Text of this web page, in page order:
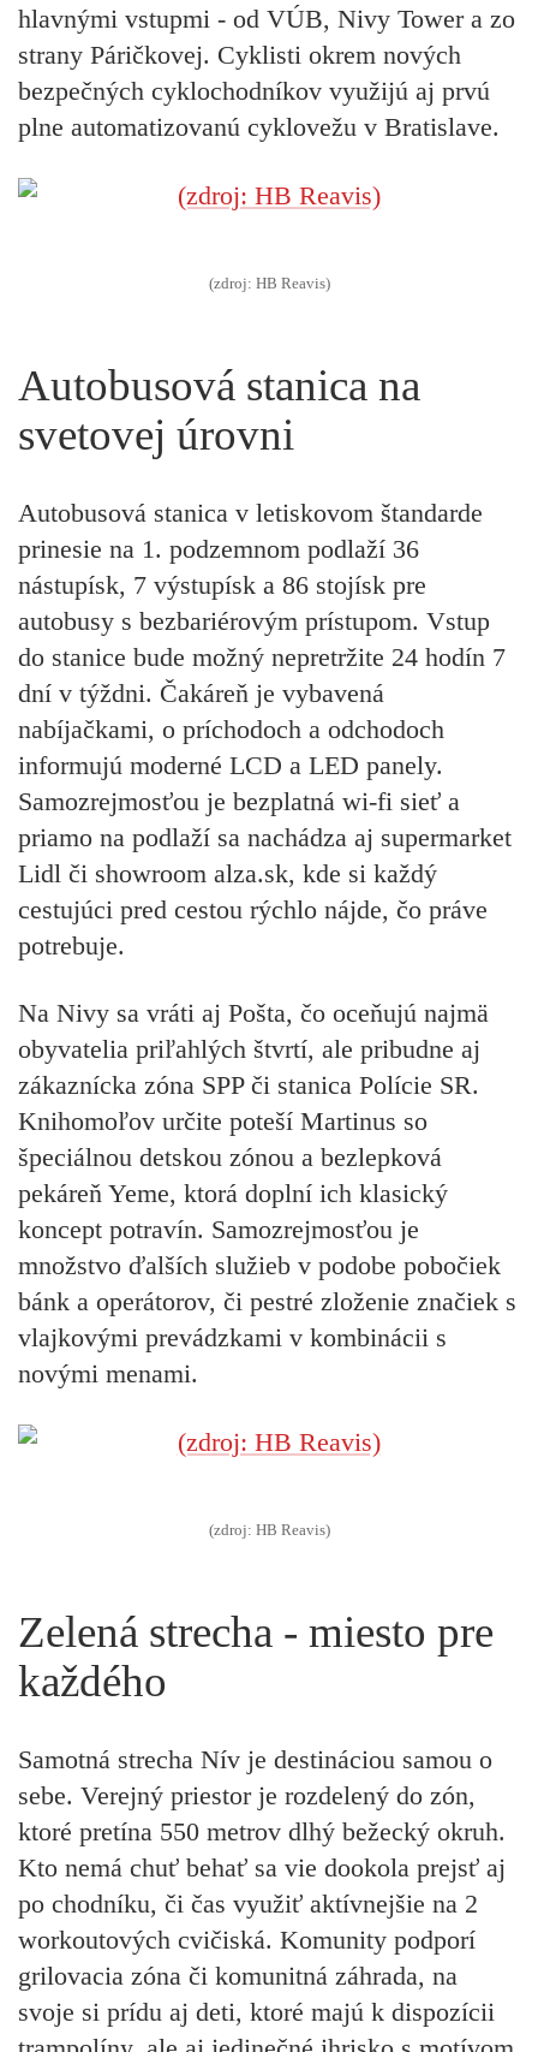
hlavnými vstupmi - od VÚB, Nivy Tower a zo
strany Páričkovej. Cyklisti okrem nových
bezpečných cyklochodníkov využijú aj prvú
plne automatizovanú cyklovežu v Bratislave.
(zdroj: HB Reavis)
Autobusová stanica na
svetovej úrovni
Autobusová stanica v letiskovom štandarde
prinesie na 1. podzemnom podlaží 36
nástupísk, 7 výstupísk a 86 stojísk pre
autobusy s bezbariérovým prístupom. Vstup
do stanice bude možný nepretržite 24 hodín 7
dní v týždni. Čakáreň je vybavená
nabíjačkami, o príchodoch a odchodoch
informujú moderné LCD a LED panely.
Samozrejmosťou je bezplatná wi-fi sieť a
priamo na podlaží sa nachádza aj supermarket
Lidl či showroom alza.sk, kde si každý
cestujúci pred cestou rýchlo nájde, čo práve
potrebuje.
Na Nivy sa vráti aj Pošta, čo oceňujú najmä
obyvatelia priľahlých štvrtí, ale pribudne aj
zákaznícka zóna SPP či stanica Polície SR.
Knihomoľov určite poteší Martinus so
špeciálnou detskou zónou a bezlepková
pekáreň Yeme, ktorá doplní ich klasický
koncept potravín. Samozrejmosťou je
množstvo ďalších služieb v podobe pobočiek
bánk a operátorov, či pestré zloženie značiek s
vlajkovými prevádzkami v kombinácii s
novými menami.
(zdroj: HB Reavis)
Zelená strecha - miesto pre
každého
Samotná strecha Nív je destináciou samou o
sebe. Verejný priestor je rozdelený do zón,
ktoré pretína 550 metrov dlhý bežecký okruh.
Kto nemá chuť behať sa vie dookola prejsť aj
po chodníku, či čas využiť aktívnejšie na 2
workoutových cvičiská. Komunity podporí
grilovacia zóna či komunitná záhrada, na
svoje si prídu aj deti, ktoré majú k dispozícii